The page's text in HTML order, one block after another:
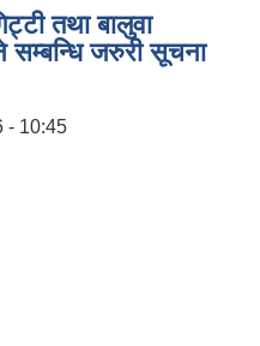
तथा बालुवा
जरुरी सूचना
- 10:45